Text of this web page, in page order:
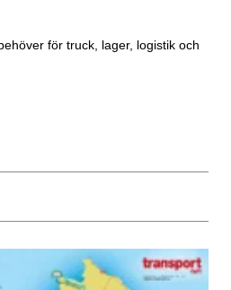
för truck, lager, logistik och